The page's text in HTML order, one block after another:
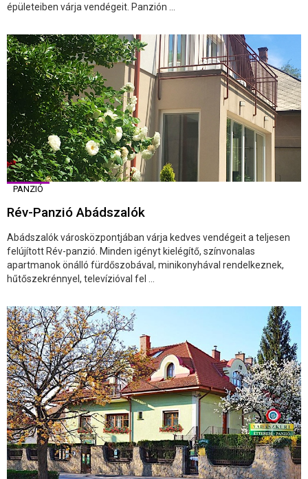
épületeiben várja vendégeit. Panzión ...
PANZIÓ
Rév-Panzió Abádszalók
Abádszalók városközpontjában várja kedves vendégeit a teljesen
felújított Rév-panzió. Minden igényt kielégítő, színvonalas
apartmanok önálló fürdőszobával, minikonyhával rendelkeznek,
hűtőszekrénnyel, televízióval fel ...